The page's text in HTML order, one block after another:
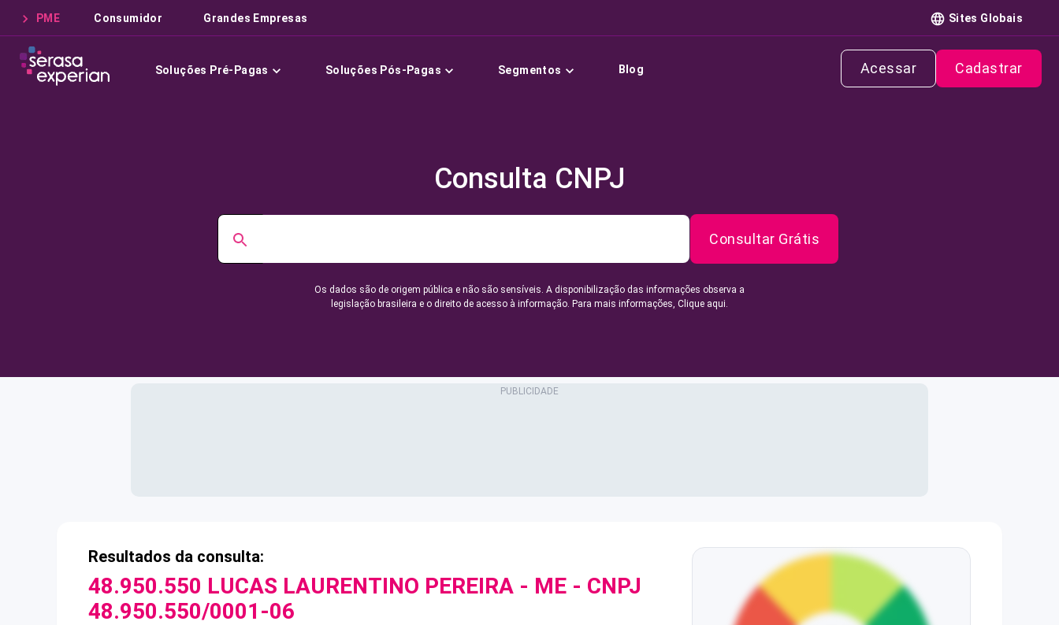
PME Consumidor Grandes Empresas Sites Globais
Soluções Pré-Pagas Soluções Pós-Pagas Segmentos Blog Acessar Cadastrar
Consulta CNPJ
Consultar Grátis
Os dados são de origem pública e não são sensíveis. A disponibilização das informações observa a
legislação brasileira e o direito de acesso à informação. Para mais informações, Clique aqui.
Resultados da consulta:
48.950.550 LUCAS LAURENTINO PEREIRA - ME - CNPJ
48.950.550/0001-06